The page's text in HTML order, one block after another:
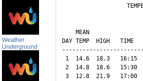
Weather
Underground
MEAN
DAY TEMP  HIGH   TIME
1  14.6  18.3
2  14.8  18.6
3  12.8  21.9